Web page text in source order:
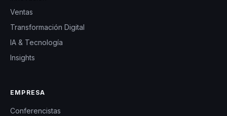
Ventas
Transformación Digital
IA & Tecnología
Insights
EMPRESA
Conferencistas